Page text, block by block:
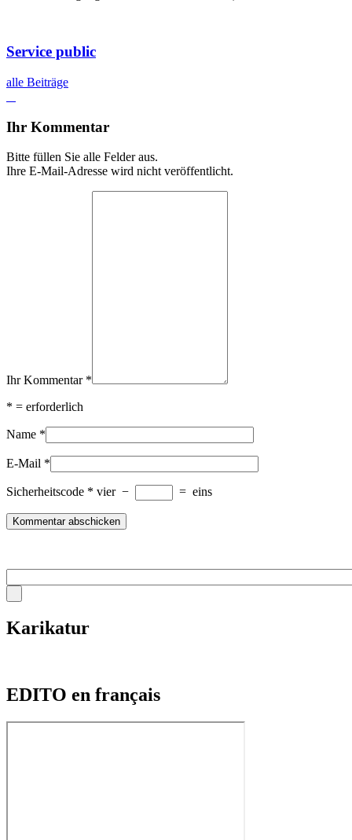
Service public
alle Beiträge
Ihr Kommentar
Bitte füllen Sie alle Felder aus.
Ihre E-Mail-Adresse wird nicht veröffentlicht.
Ihr Kommentar *
* = erforderlich
Name *
E-Mail *
Sicherheitscode * vier − = eins
Karikatur
EDITO en français